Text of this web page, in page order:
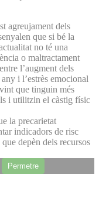
agreujament dels
que si bé la
no té una
o maltractament
l’augment dels
i l’estrès emocional
que tinguin més
i utilitzin el càstig físic
la precarietat
indicadors de risc
depèn dels recursos
Permetre